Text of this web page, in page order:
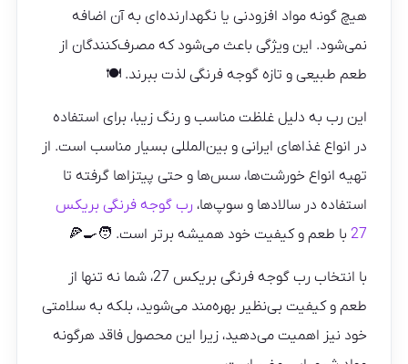
هیچ گونه مواد افزودنی یا نگهدارنده‌ای به آن اضافه
نمی‌شود. این ویژگی باعث می‌شود که مصرف‌کنندگان از
طعم طبیعی و تازه گوجه فرنگی لذت ببرند. 🍽️
این رب به دلیل غلظت مناسب و رنگ زیبا، برای استفاده
در انواع غذاهای ایرانی و بین‌المللی بسیار مناسب است. از
تهیه انواع خورشت‌ها، سس‌ها و حتی پیتزاها گرفته تا
استفاده در سالادها و سوپ‌ها، رب گوجه فرنگی بریکس
27 با طعم و کیفیت خود همیشه برتر است. 🧑‍🍳🍕
با انتخاب رب گوجه فرنگی بریکس 27، شما نه تنها از
طعم و کیفیت بی‌نظیر بهره‌مند می‌شوید، بلکه به سلامتی
خود نیز اهمیت می‌دهید، زیرا این محصول فاقد هرگونه